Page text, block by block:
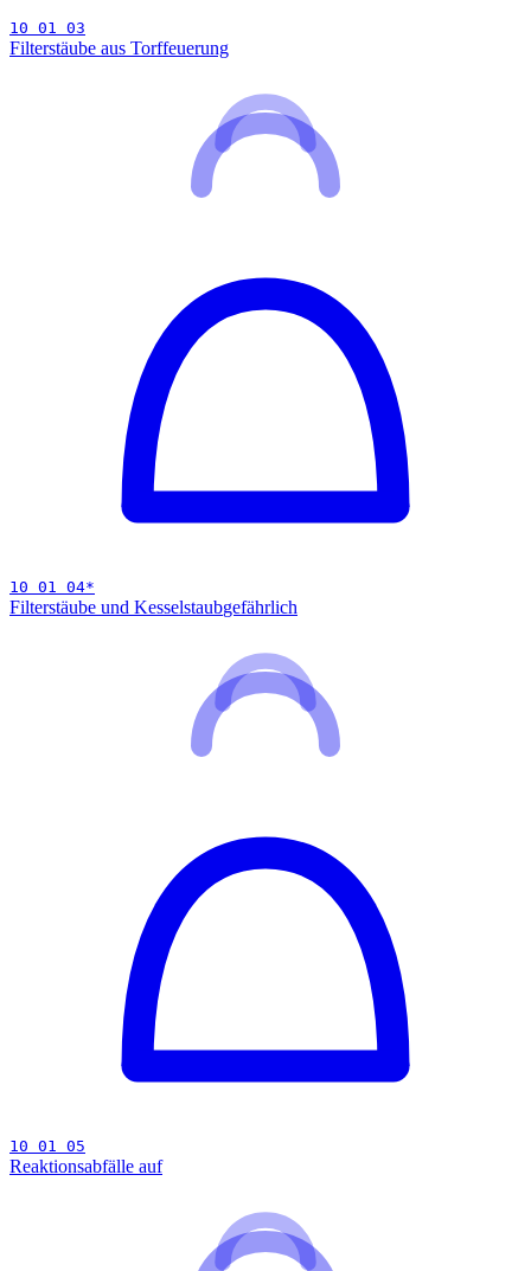
10 01 03
Filterstäube aus Torffeuerung
10 01 04*
Filterstäube und Kesselstaubgefährlich
10 01 05
Reaktionsabfälle auf